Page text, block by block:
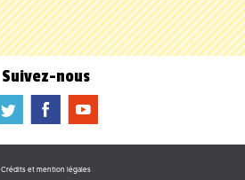
Suivez-nous
a b f
Crédits et mention légales